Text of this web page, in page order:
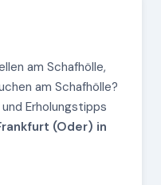
am Schafhölle,
am Schafhölle?
Erholungstipps
(Oder) in